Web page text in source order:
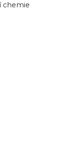
chemie